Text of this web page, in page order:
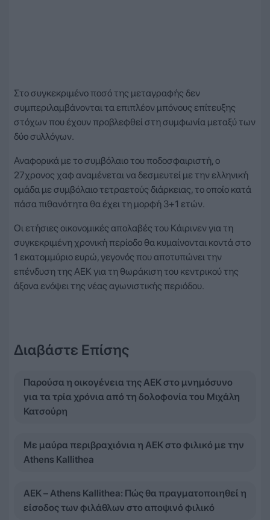
Στο συγκεκριμένο ποσό της μεταγραφής δεν
συμπεριλαμβάνονται τα επιπλέον μπόνους επίτευξης
στόχων που έχουν προβλεφθεί στη συμφωνία μεταξύ των
δύο συλλόγων.
Αναφορικά με το συμβόλαιο του ποδοσφαιριστή, ο
27χρονος χαφ αναμένεται να δεσμευτεί με την ελληνική
ομάδα με συμβόλαιο τετραετούς διάρκειας, το οποίο κατά
πάσα πιθανότητα θα έχει τη μορφή 3+1 ετών.
Οι ετήσιες οικονομικές απολαβές του Κάιρινεν για τη
συγκεκριμένη χρονική περίοδο θα κυμαίνονται κοντά στο
1 εκατομμύριο ευρώ, γεγονός που αποτυπώνει την
επένδυση της ΑΕΚ για τη θωράκιση του κεντρικού της
άξονα ενόψει της νέας αγωνιστικής περιόδου.
Διαβάστε Επίσης
Παρούσα η οικογένεια της ΑΕΚ στο μνημόσυνο
για τα τρία χρόνια από τη δολοφονία του Μιχάλη
Κατσούρη
Με μαύρα περιβραχιόνια η ΑΕΚ στο φιλικό με την
Athens Kallithea
ΑΕΚ – Athens Kallithea: Πώς θα πραγματοποιηθεί η
είσοδος των φιλάθλων στο αποψινό φιλικό